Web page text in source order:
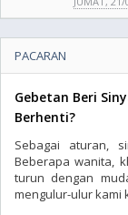
PACARAN
Gebetan Beri
Berhenti?
Sebagai aturan,
Beberapa wanita,
turun dengan
mengulur-ulur kami